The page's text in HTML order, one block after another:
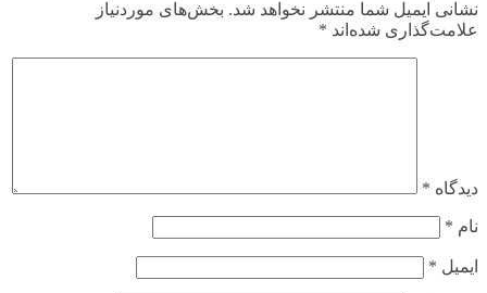
نشانی ایمیل شما منتشر نخواهد شد. بخش‌های موردنیاز
علامت‌گذاری شده‌اند *
دیدگاه *
نام *
ایمیل *